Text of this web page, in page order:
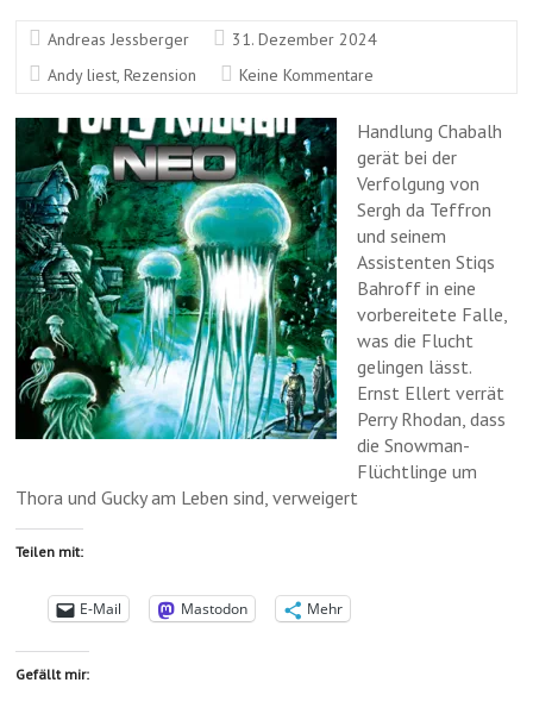
Andreas Jessberger
31. Dezember 2024
Andy liest,Rezension Keine Kommentare
Handlung Chabalh
gerät bei der
Verfolgung von
Sergh da Teffron
und seinem
Assistenten Stiqs
Bahroff in eine
vorbereitete Falle,
was die Flucht
gelingen lässt.
Ernst Ellert verrät
Perry Rhodan, dass
die Snowman-
Flüchtlinge um
Thora und Gucky am Leben sind, verweigert
Teilen mit:
E-Mail Mastodon Mehr
Gefällt mir: